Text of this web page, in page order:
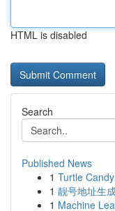
HTML is disabled
Search
Published News
1 Turtle
1 靓号地址生
1 Machine